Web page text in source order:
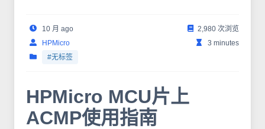
10 月 ago
2,980 次浏览
HPMicro
3 minutes
#无标签
HPMicro MCU片上
ACMP使用指南